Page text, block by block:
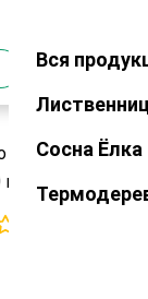
Закрыть
Вся
Сосна Ёлка
Палубная
сорт ВС